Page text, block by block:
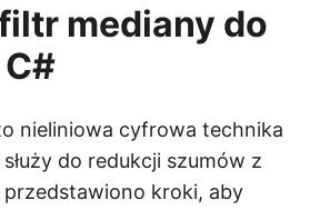
mediany do
nieliniowa cyfrowa technika
do redukcji szumów z
przedstawiono kroki, aby